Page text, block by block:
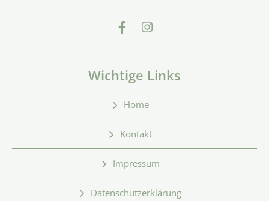
Wichtige Links
Home
Kontakt
Impressum
Datenschutzerklärung